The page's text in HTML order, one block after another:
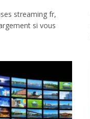
streaming fr,
si vous